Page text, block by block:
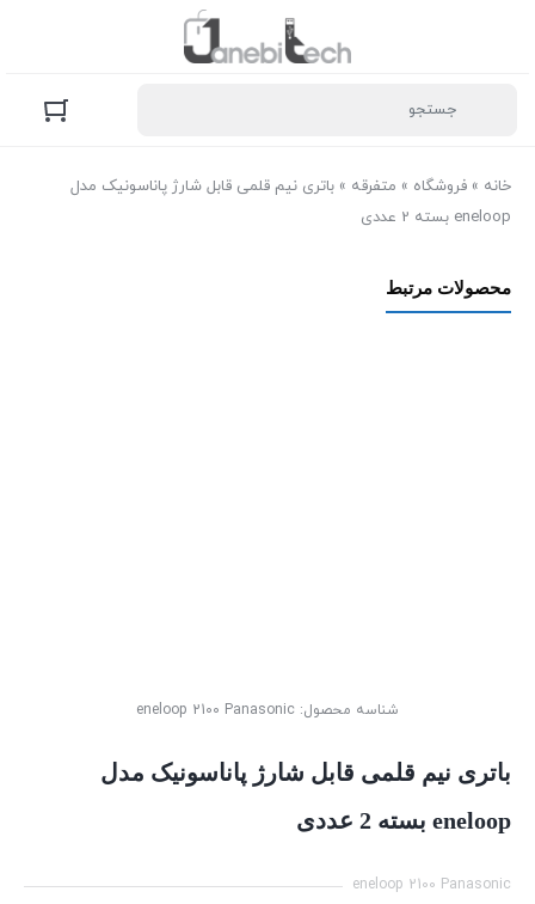
خانه » فروشگاه » متفرقه » باتری نیم قلمی قابل شارژ پاناسونیک مدل
eneloop بسته 2 عددی
محصولات مرتبط
شناسه محصول: eneloop 2100 Panasonic
باتری نیم قلمی قابل شارژ پاناسونیک مدل
eneloop بسته 2 عددی
eneloop 2100 Panasonic